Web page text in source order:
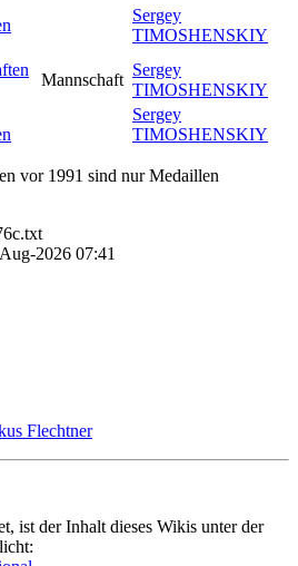
Sergey
TIMOSHENSKIY
Mannschaft
Sergey
TIMOSHENSKIY
Sergey
TIMOSHENSKIY
vor 1991 sind nur Medaillen
2026 07:41
Flechtner
ist der Inhalt dieses Wikis unter der